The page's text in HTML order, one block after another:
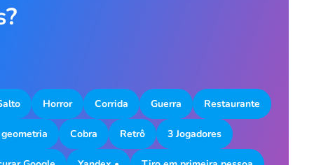
Horror Corrida Guerra Restaurante
Cobra Retrô 3 Jogadores